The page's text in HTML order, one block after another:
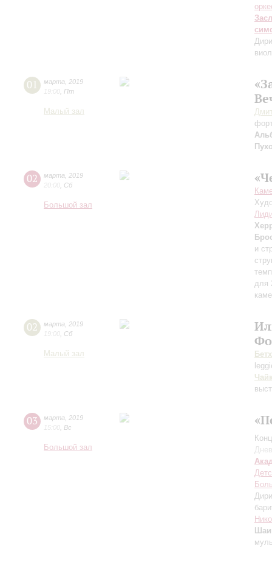
01 марта
2019
19:00 Пт
Малый зал
02 марта
2019
20:00 Сб
Большой зал
и
для
02 марта
2019
19:00 Сб
Малый зал
03 марта
2019
15:00 Вс
Большой зал